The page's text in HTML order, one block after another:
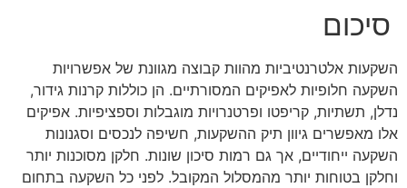
סיכום
השקעות אלטרנטיביות מהוות קבוצה מגוונת של אפשרויות
השקעה חלופיות לאפיקים המסורתיים. הן כוללות קרנות גידור,
נדלן, תשתיות, קריפטו ופרטנרויות מוגבלות וספציפיות. אפיקים
אלו מאפשרים גיוון תיק ההשקעות, חשיפה לנכסים וסגנונות
השקעה ייחודיים, אך גם רמות סיכון שונות. חלקן מסוכנות יותר
וחלקן בטוחות יותר מהמסלול המקובל. לפני כל השקעה בתחום